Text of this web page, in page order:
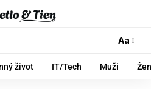
Aa
život IT/Tech Muži